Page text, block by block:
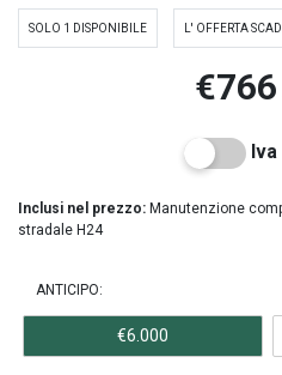
SOLO 1 DISPONIBILE L' OFFERTA
€766
Inclusi nel prezzo: Manutenzione
stradale H24
ANTICIPO:
€6.000